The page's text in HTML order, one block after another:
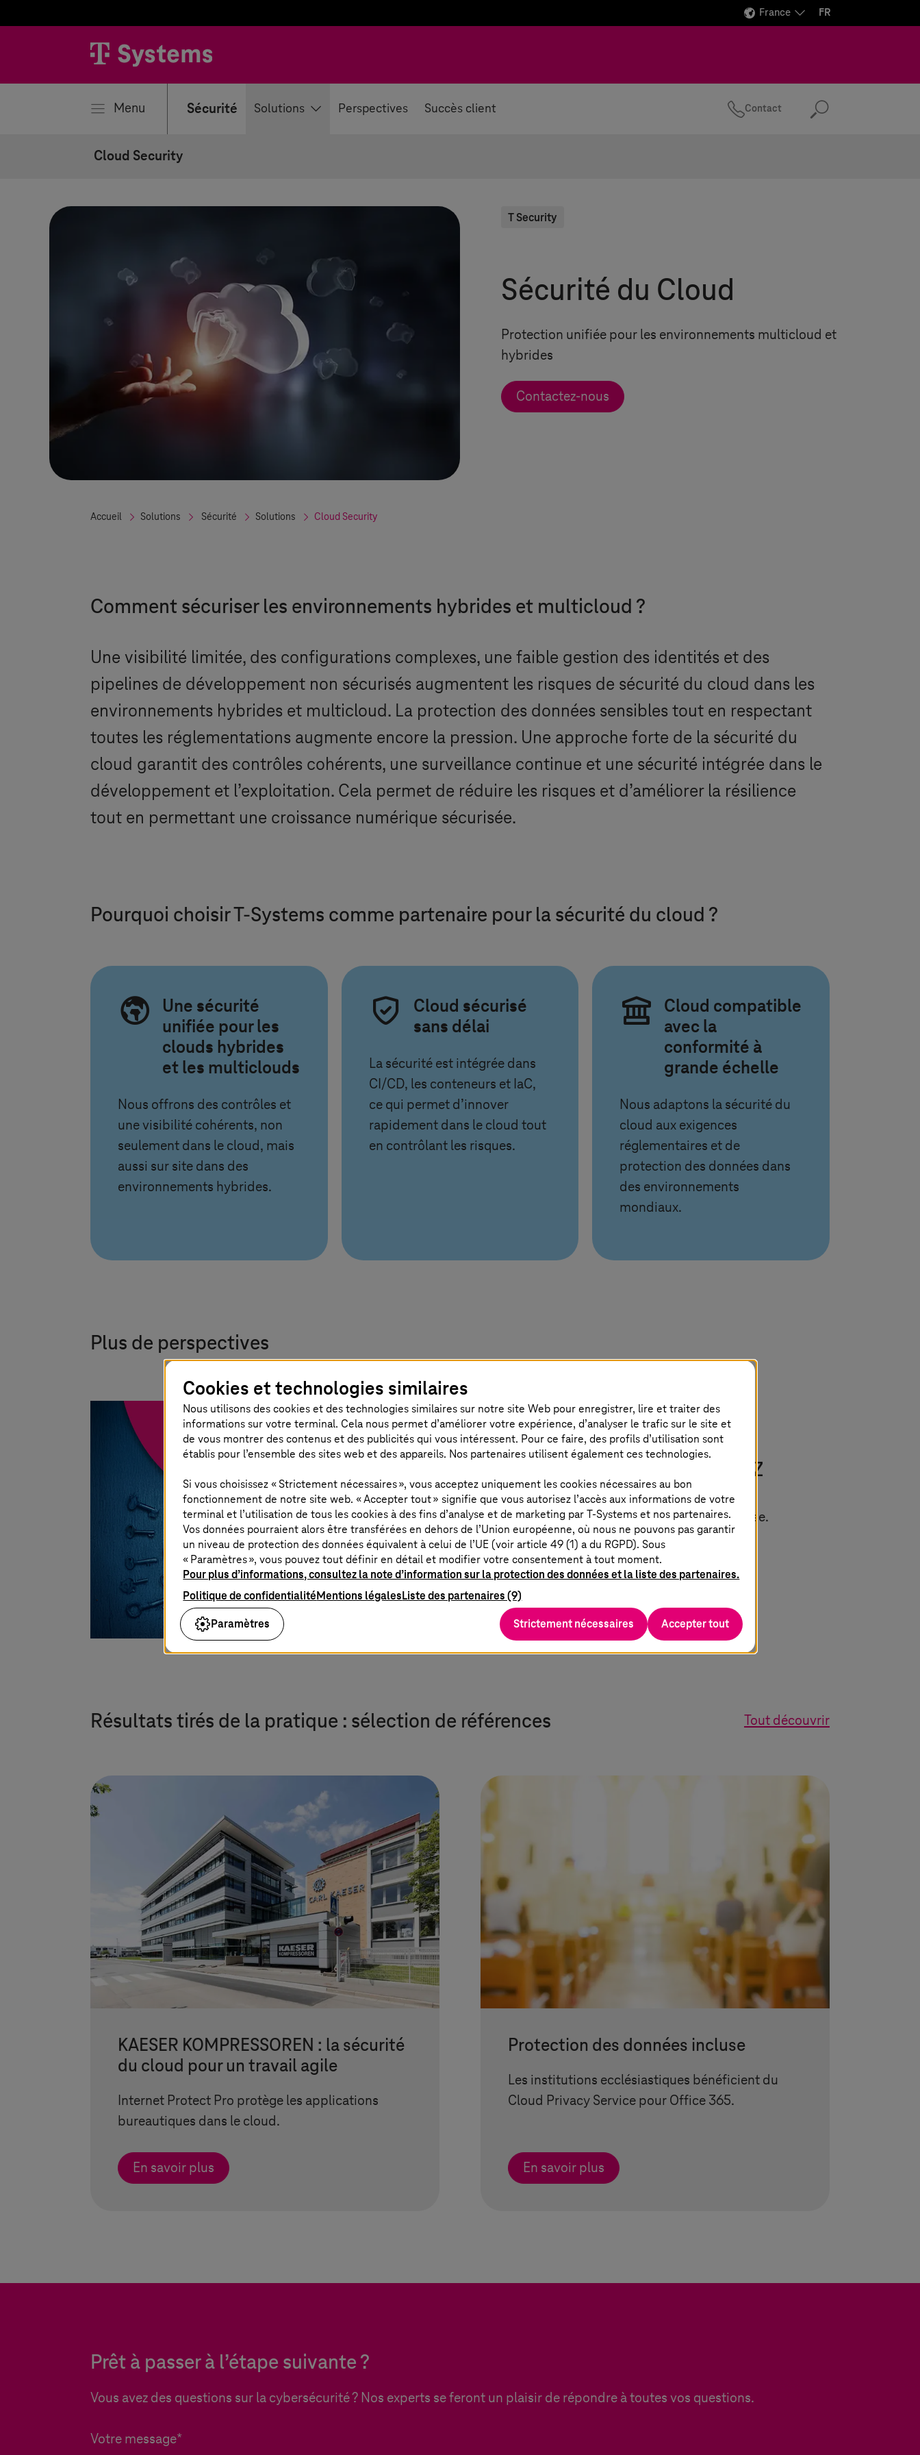
France FR
Menu Sécurité Solutions Perspectives Succès client Contact
Cloud Security
T Security
Sécurité du Cloud
Protection unifiée pour les environnements multicloud et
hybrides
Contactez-nous
Accueil Solutions Sécurité Solutions Cloud Security
Comment sécuriser les environnements hybrides et multicloud ?
Une visibilité limitée, des configurations complexes, une faible gestion des identités et des
pipelines de développement non sécurisés augmentent les risques de sécurité du cloud dans les
environnements hybrides et multicloud. La protection des données sensibles tout en respectant
toutes les réglementations augmente encore la pression. Une approche forte de la sécurité du
cloud garantit des contrôles cohérents, une surveillance continue et une sécurité intégrée dans le
développement et l’exploitation. Cela permet de réduire les risques et d’améliorer la résilience
tout en permettant une croissance numérique sécurisée.
Pourquoi choisirT-Systems comme partenaire pour la sécurité du cloud ?
Une sécurité
unifiée pour les
clouds hybrides
et les multiclouds
Nous offrons des contrôles et
une visibilité cohérents, non
seulement dans le cloud, mais
aussi sur site dans des
environnements hybrides.
Cloud sécurisé
sans délai
La sécurité est intégrée dans
CI/CD, les conteneurs et IaC,
ce qui permet d’innover
rapidement dans le cloud tout
en contrôlant les risques.
Cloud compatible
avec la
conformité à
grande échelle
Nous adaptons la sécurité du
cloud aux exigences
réglementaires et de
protection des données dans
des environnements
mondiaux.
Plus de perspectives
E-book : Sécurité totale – de A à Z
Un guide pour une sécurité globale de l’entreprise.
Télécharger le livre blanc
Résultats tirés de la pratique : sélection de références Tout découvrir
KAESER KOMPRESSOREN : la sécurité
du cloud pour un travail agile
Internet Protect Pro protège les applications
bureautiques dans le cloud.
En savoir plus
Protection des données incluse
Les institutions ecclésiastiques bénéficient du
Cloud Privacy Service pour Office 365.
En savoir plus
Prêt à passer à l’étape suivante ?
Vous avez des questions sur la cybersécurité ? Nos experts se feront un plaisir de répondre à toutes vos questions.
Votre message
Cookies et technologies similaires
Nous utilisons des cookies et des technologies similaires sur notre site Web pour enregistrer, lire et traiter des
informations sur votre terminal. Cela nous permet d’améliorer votre expérience, d’analyser le trafic sur le site et
de vous montrer des contenus et des publicités qui vous intéressent. Pour ce faire, des profils d’utilisation sont
établis pour l’ensemble des sites web et des appareils. Nos partenaires utilisent également ces technologies.
Si vous choisissez « Strictement nécessaires », vous acceptez uniquement les cookies nécessaires au bon
fonctionnement de notre site web. « Accepter tout » signifie que vous autorisez l’accès aux informations de votre
terminal et l’utilisation de tous les cookies à des fins d’analyse et de marketing parT-Systemset nos partenaires.
Vos données pourraient alors être transférées en dehors de l’Union européenne, où nous ne pouvons pas garantir
un niveau de protection des données équivalent à celui de l’UE (voir article 49 (1) a du RGPD). Sous
« Paramètres », vous pouvez tout définir en détail et modifier votre consentement à tout moment.
Pour plus d’informations, consultez la note d’information sur la protection des données et la liste des partenaires.
Politique de confidentialitéMentions légalesListe des partenaires (9)
Paramètres
Strictement nécessaires Accepter tout